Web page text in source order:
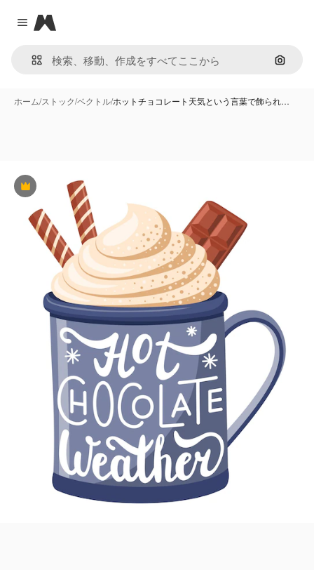
Close menu
Magnific
画像で
ホーム/ストック/ベクトル/ホットチョコレート天気という言葉で飾られ…
Premium